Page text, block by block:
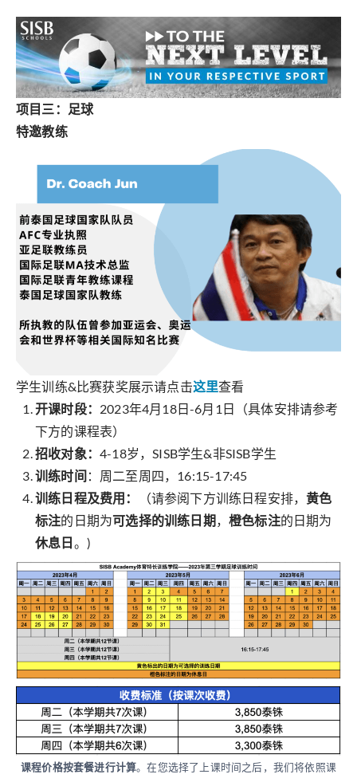
项目三：足球
特邀教练
学生训练&比赛获奖展示请点击这里查看
开课时段： 2023年4月18日-6月1日（具体安排请参考
下方的课程表）
招收对象： 4-18岁，SISB学生&非SISB学生
训练时间 ：周二至周四，16:15-17:45
训练日程及费用：
（请参阅下方训练日程安排，黄色
标注的日期为可选择的训练日期 ，橙色标注的日期为
休息日 。)
课程价格按套餐进行计算。在您选择了上课时间之后，我们将依照课